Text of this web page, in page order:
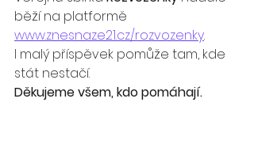
běží na platformě
www.znesnaze21.cz/rozvozenky.
I malý příspěvek pomůže tam, kde
stát nestačí.
Děkujeme všem, kdo pomáhají.